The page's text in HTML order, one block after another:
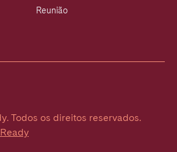
Reunião
. Todos os direitos reservados.